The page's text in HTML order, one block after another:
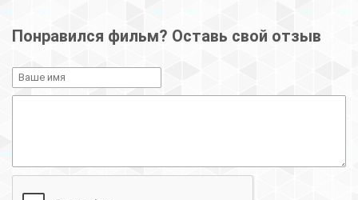
Понравился фильм? Оставь свой отзыв